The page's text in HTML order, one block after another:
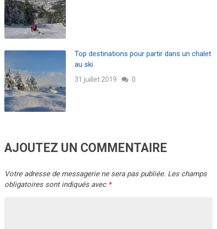
Top destinations pour partir dans un chalet
au ski
31 juillet 2019 0
AJOUTEZ UN COMMENTAIRE
Votre adresse de messagerie ne sera pas publiée. Les champs
obligatoires sont indiqués avec *